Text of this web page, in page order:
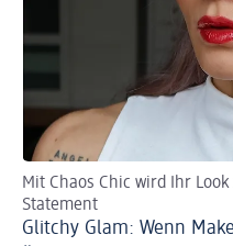
Mit Chaos Chic wird Ihr
Statement
Glitchy Glam: Wenn